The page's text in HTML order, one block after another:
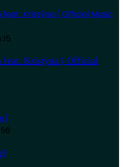
feat. Kristýna ( Official